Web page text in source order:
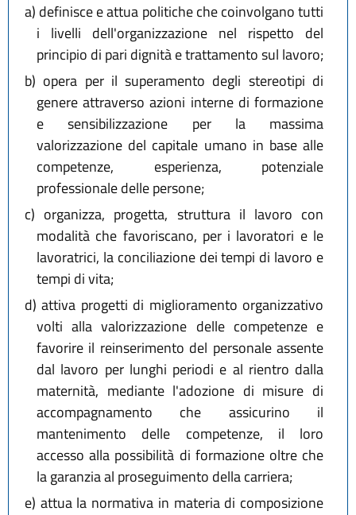
a) definisce e attua politiche che coinvolgano tutti
i livelli dell'organizzazione nel rispetto del
principio di pari dignità e trattamento sul lavoro;
b) opera per il superamento degli stereotipi di
genere attraverso azioni interne di formazione
e sensibilizzazione per la massima
valorizzazione del capitale umano in base alle
competenze, esperienza, potenziale
professionale delle persone;
c) organizza, progetta, struttura il lavoro con
modalità che favoriscano, per i lavoratori e le
lavoratrici, la conciliazione dei tempi di lavoro e
tempi di vita;
d) attiva progetti di miglioramento organizzativo
volti alla valorizzazione delle competenze e
favorire il reinserimento del personale assente
dal lavoro per lunghi periodi e al rientro dalla
maternità, mediante l'adozione di misure di
accompagnamento che assicurino il
mantenimento delle competenze, il loro
accesso alla possibilità di formazione oltre che
la garanzia al proseguimento della carriera;
e) attua la normativa in materia di composizione